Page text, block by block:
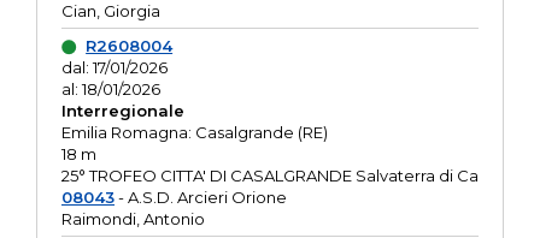
Cian, Giorgia
R2608004
dal: 17/01/2026
al: 18/01/2026
Interregionale
Emilia Romagna: Casalgrande (RE)
18 m
25° TROFEO CITTA' DI CASALGRANDE Salvaterra di Ca
08043- A.S.D. Arcieri Orione
Raimondi, Antonio